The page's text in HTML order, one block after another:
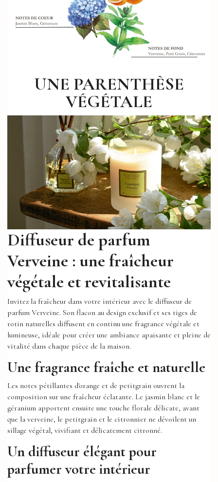
UNE PARENTHÈSE
VÉGÉTALE
Diffuseur de parfum
Verveine : une fraîcheur
végétale et revitalisante
Invitez la fraîcheur dans votre intérieur avec le diffuseur de
parfum Verveine. Son flacon au design exclusif et ses tiges de
rotin naturelles diffusent en continu une fragrance végétale et
lumineuse, idéale pour créer une ambiance apaisante et pleine de
vitalité dans chaque pièce de la maison.
Une fragrance fraîche et naturelle
Les notes pétillantes d'orange et de petitgrain ouvrent la
composition sur une fraîcheur éclatante. Le jasmin blanc et le
géranium apportent ensuite une touche florale délicate, avant
que la verveine, le petitgrain et le citronnier ne dévoilent un
sillage végétal, vivifiant et délicatement citronné.
Un diffuseur élégant pour
parfumer votre intérieur